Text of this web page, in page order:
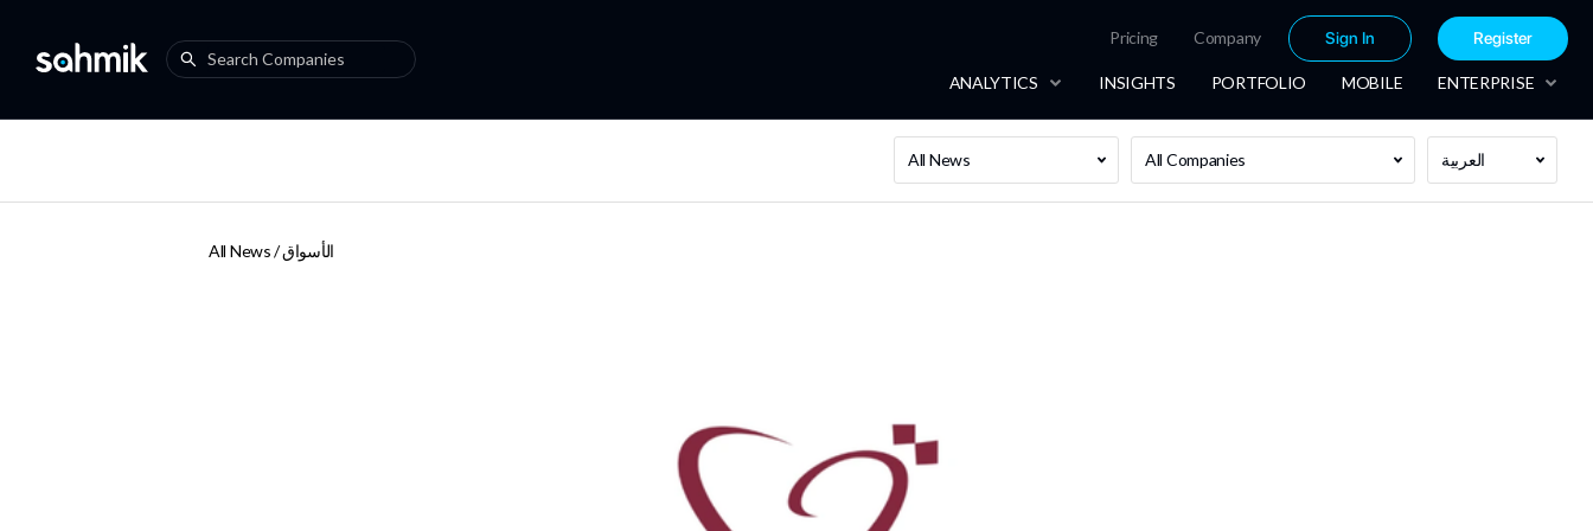
Pricing Company Sign In Register
ANALYTICS INSIGHTS PORTFOLIO MOBILE ENTERPRISE
All News All Companies العربية
All News /الأسواق